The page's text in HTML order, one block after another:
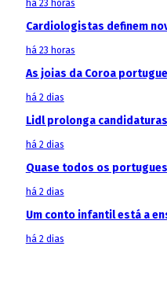
há 23 horas
Cardiologistas definem
há 23 horas
As joias da Coroa
há 2 dias
Lidl prolonga
há 2 dias
Quase todos os
há 2 dias
Um conto infantil está a
há 2 dias